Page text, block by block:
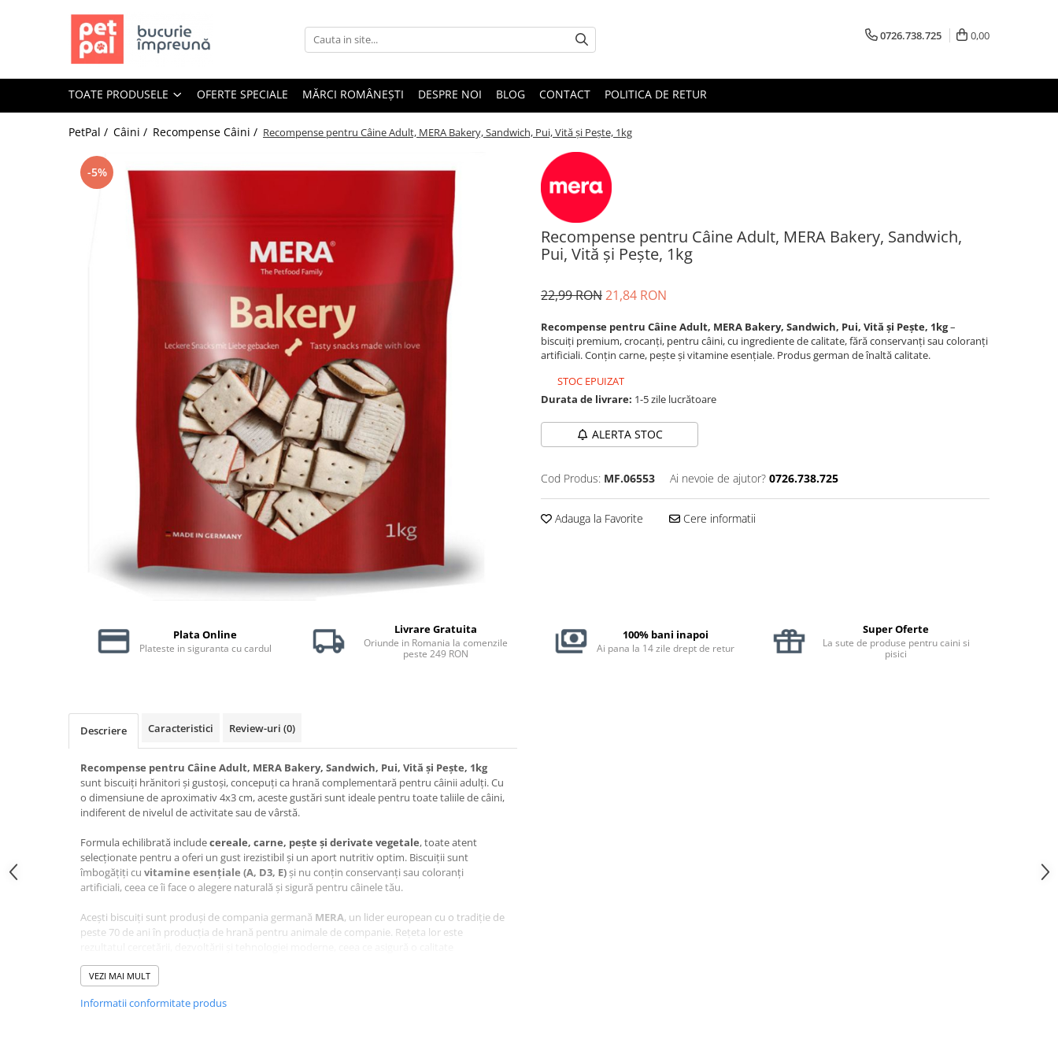
Toate Produsele
Câine Junior
Hrană Umedă Câini
Antiparazitare Câini
Culcușuri & Saltele Câini
Hrană Uscată Pisică
Hrană Umedă Pisică
0726.738.725 0,00
TOATE PRODUSELE OFERTE SPECIALE MĂRCI ROMÂNEȘTI DESPRE NOI BLOG CONTACT POLITICA DE RETUR
PetPal / Câini / Recompense Câini / Recompense pentru Câine Adult, MERA Bakery, Sandwich, Pui, Vită și Pește, 1kg
Recompense pentru Câine Adult, MERA Bakery, Sandwich,
Pui, Vită și Pește, 1kg
-5%
22,99 RON21,84 RON
Recompense pentru Câine Adult, MERA Bakery, Sandwich, Pui, Vită și Pește, 1kg–
biscuiți premium, crocanți, pentru câini, cu ingrediente de calitate, fără conservanți sau coloranți
artificiali. Conțin carne, pește și vitamine esențiale. Produs german de înaltă calitate.
STOC EPUIZAT
Durata de livrare: 1-5 zile lucrătoare
ALERTA STOC
Cod Produs: MF.06553 Ai nevoie de ajutor? 0726.738.725
Adauga la Favorite Cere informatii
Plata Online
Plateste in siguranta cu cardul
Livrare Gratuita
Oriunde in Romania la comenzile
peste 249 RON
100% bani inapoi
Ai pana la 14 zile drept de retur
Super Oferte
La sute de produse pentru caini si
pisici
Descriere Caracteristici Review-uri (0)
Recompense pentru Câine Adult, MERA Bakery, Sandwich, Pui, Vită și Pește, 1kg
sunt biscuiți hrănitori și gustoși, concepuți ca hrană complementară pentru câinii adulți. Cu
o dimensiune de aproximativ 4x3 cm, aceste gustări sunt ideale pentru toate taliile de câini,
indiferent de nivelul de activitate sau de vârstă.
Formula echilibrată includecereale, carne, pește și derivate vegetale, toate atent
selecționate pentru a oferi un gust irezistibil și un aport nutritiv optim. Biscuiții sunt
îmbogățiți cu vitamine esențiale (A, D3, E)și nu conțin conservanți sau coloranți
artificiali, ceea ce îi face o alegere naturală și sigură pentru câinele tău.
Acești biscuiți sunt produși de compania germană MERA, un lider european cu o tradiție de
peste 70 de ani în producția de hrană pentru animale de companie. Rețeta lor este
superioară constantă.
Compoziție Recompense pentru Câine
VEZI MAI MULT
Informatii conformitate produs